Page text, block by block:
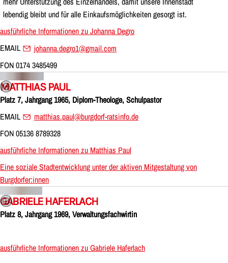
lebendig bleibt und für alle Einkaufsmöglichkeiten gesorgt ist.
ausführliche Informationen zu Johanna Degro
EMAIL
johanna.degro1@gmail.com
FON 0174 3485499
MATTHIAS PAUL
Platz 7, Jahrgang 1965, Diplom-Theologe, Schulpastor
EMAIL
matthias.paul@burgdorf-ratsinfo.de
FON 05136 8789328
ausführliche Informationen zu Matthias Paul
Eine soziale Stadtentwicklung unter der aktiven Mitgestaltung von
Burgdorfer:innen
GABRIELE HAFERLACH
Platz 8, Jahrgang 1969, Verwaltungsfachwirtin
ausführliche Informationen zu Gabriele Haferlach